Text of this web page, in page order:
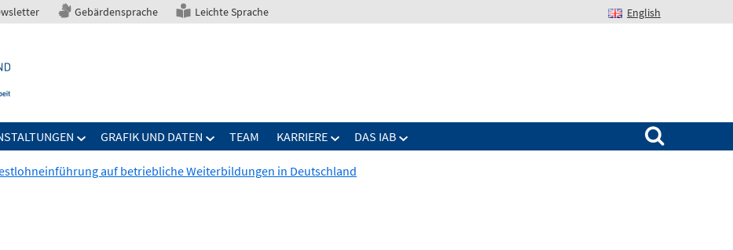
Gebärdensprache Leichte Sprache English
GRAFIK UND DATEN TEAM KARRIERE DAS IAB
Suchen nach:
auf betriebliche Weiterbildungen in Deutschland